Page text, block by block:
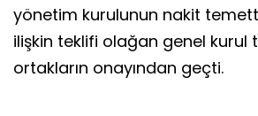
yönetim kurulunun nakit
ilişkin teklifi olağan genel kurul
ortakların onayından geçti.